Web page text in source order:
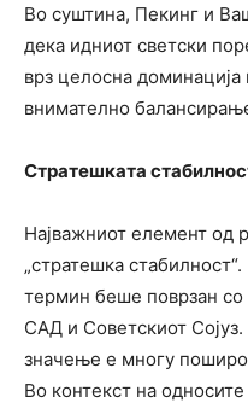
Во суштина, Пекинг и
дека идниот светски
врз целосна доминација
внимателно
Стратешката
Најважниот елемент од
„стратешка
термин беше поврзан
САД и Советскиот
значење е многу
Во контекст на